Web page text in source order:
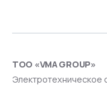
ТОО «VMA GROUP»
Электротехническое